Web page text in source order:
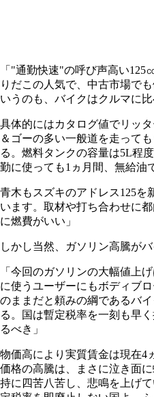
「"通勤快速"の呼び声高い
りだこの人気で、中古市場で
いうのも、バイクはクルマに
具体的にはカタログ値でリッ
＆ゴーの多い一般道を走って
る。燃料タンクの容量は5L程
勤に使っても1ヵ月間、無給油
青木もスズキのアドレス125を
います。取材や打ち合わせに
に燃費がいい」
しかし当然、ガソリン高騰が
「今回のガソリンの大幅値上
に使うユーザーにもボディブ
のままだと頼みの綱であるバ
る。国は暫定税率を一刻も早
るべき」
物価高により実質賃金は現在4
価格の高騰は、まさに泣き面
持に四苦八苦し、悲鳴を上げ